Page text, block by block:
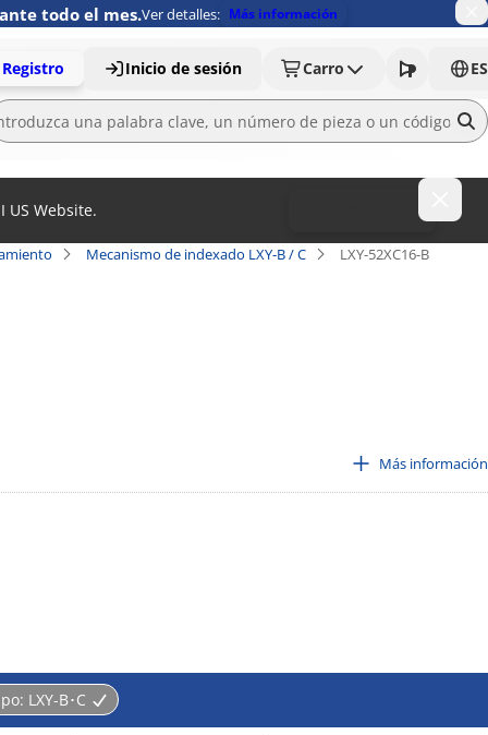
todo el mes.Ver detalles: Más información
Registro Inicio de sesión Carro ES
US Website.
Mecanismo de indexado LXY-B / C LXY-52XC16-B
Más información
LXY-B･C